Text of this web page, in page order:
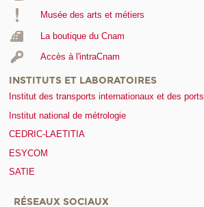
Musée des arts et métiers
La boutique du Cnam
Accès à l'intraCnam
INSTITUTS ET LABORATOIRES
Institut des transports internationaux et des ports
Institut national de métrologie
CEDRIC-LAETITIA
ESYCOM
SATIE
RÉSEAUX SOCIAUX